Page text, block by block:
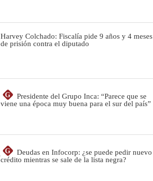
Harvey Colchado: Fiscalía pide 9 años y 4 meses
de prisión contra el diputado
G
Presidente del Grupo Inca: “Parece que se
viene una época muy buena para el sur del país”
G
Deudas en Infocorp: ¿se puede pedir nuevo
crédito mientras se sale de la lista negra?